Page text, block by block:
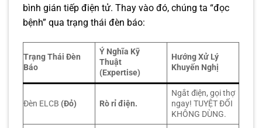
bình gián tiếp điện tử. Thay vào đó, chúng ta “đọc
bệnh” qua trạng thái đèn báo:
Trạng Thái Đèn
Báo
Ý Nghĩa Kỹ
Thuật
(Expertise)
Hướng Xử Lý
Khuyến Nghị
Đèn ELCB (Đỏ) Rò rỉ điện.
Ngắt điện, gọi thợ
ngay! TUYỆT ĐỐI
KHÔNG DÙNG.